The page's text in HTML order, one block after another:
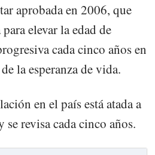
aprobada en 2006, que
elevar la edad de
cada cinco años en
la esperanza de vida.
en el país está atada a
se revisa cada cinco años.